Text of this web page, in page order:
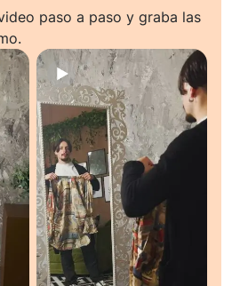
paso a paso y graba las